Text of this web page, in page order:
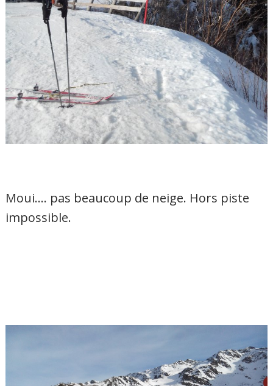
Moui…. pas beaucoup de neige. Hors piste
impossible.